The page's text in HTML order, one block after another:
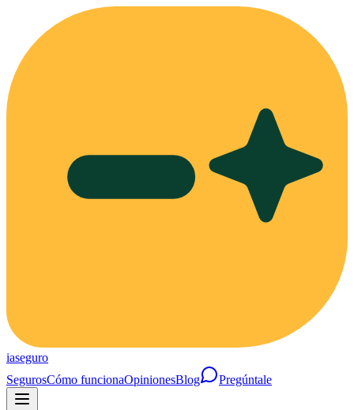
iaseguro
SegurosCómo funcionaOpinionesBlog Pregúntale